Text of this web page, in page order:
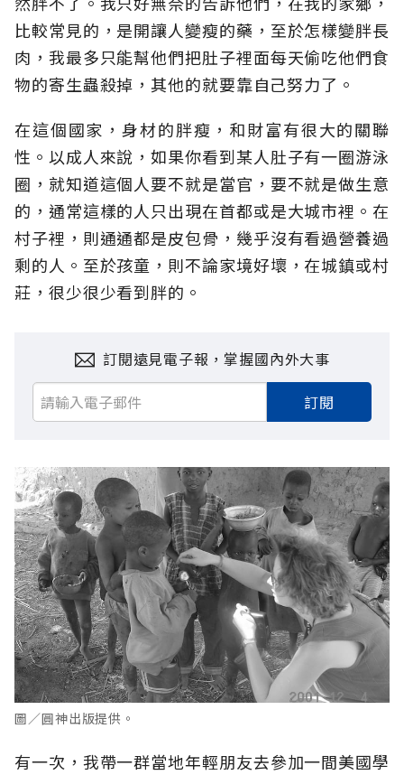
比較常見的，是開讓人變瘦的藥，至於怎樣變胖長
肉，我最多只能幫他們把肚子裡面每天偷吃他們食
物的寄生蟲殺掉，其他的就要靠自己努力了。
在這個國家，身材的胖瘦，和財富有很大的關聯
性。以成人來說，如果你看到某人肚子有一圈游泳
圈，就知道這個人要不就是當官，要不就是做生意
的，通常這樣的人只出現在首都或是大城市裡。在
村子裡，則通通都是皮包骨，幾乎沒有看過營養過
剩的人。至於孩童，則不論家境好壞，在城鎮或村
莊，很少很少看到胖的。
訂閱遠見電子報，掌握國內外大事
訂閱
圖／圓神出版提供。
有一次，我帶一群當地年輕朋友去參加一間美國學